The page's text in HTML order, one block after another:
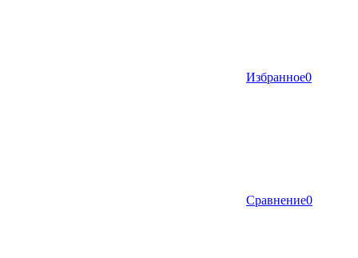
Избранное0
Сравнение0